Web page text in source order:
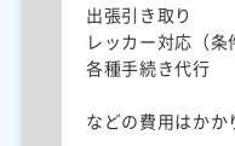
出張引き取り
レッカー対応（条
各種手続き代行
などの費用はかか